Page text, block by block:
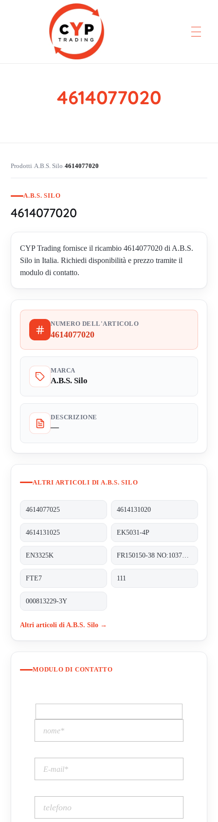
CYP Trading
4614077020
Prodotti›A.B.S. Silo›4614077020
A.B.S. SILO
4614077020
CYP Trading fornisce il ricambio 4614077020 di A.B.S.
Silo in Italia. Richiedi disponibilità e prezzo tramite il
modulo di contatto.
NUMERO DELL'ARTICOLO
4614077020
MARCA
A.B.S. Silo
DESCRIZIONE
—
ALTRI ARTICOLI DI A.B.S. SILO
4614077025 4614131020
4614131025 EK5031-4P
EN3325K
FTE7 111
000813229-3Y
Altri articoli di A.B.S. Silo →
MODULO DI CONTATTO